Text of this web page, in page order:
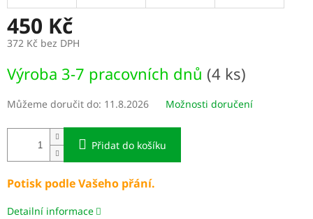
450 Kč
372 Kč bez DPH
cena:
Výroba 3-7 pracovních dnů (4 ks)
Můžeme doručit do: 11.8.2026 Možnosti doručení
Přidat do košíku
Potisk podle Vašeho přání.
Detailní informace